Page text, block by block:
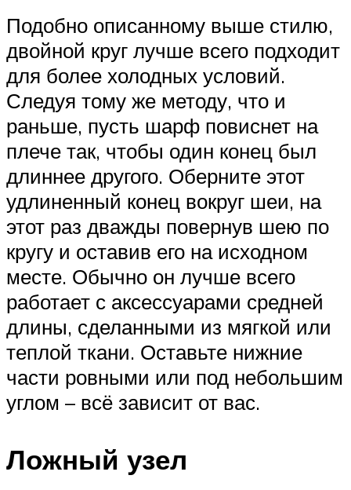
Подобно описанному выше стилю,
двойной круг лучше всего подходит
для более холодных условий.
Следуя тому же методу, что и
раньше, пусть шарф повиснет на
плече так, чтобы один конец был
длиннее другого. Оберните этот
удлиненный конец вокруг шеи, на
этот раз дважды повернув шею по
кругу и оставив его на исходном
месте. Обычно он лучше всего
работает с аксессуарами средней
длины, сделанными из мягкой или
теплой ткани. Оставьте нижние
части ровными или под небольшим
углом – всё зависит от вас.
Ложный узел